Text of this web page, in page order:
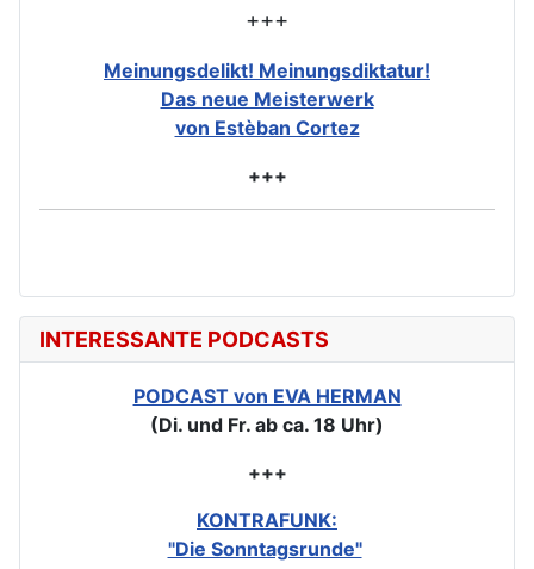
+++
Meinungsdelikt! Meinungsdiktatur!
Das neue Meisterwerk
von Estèban Cortez
+++
INTERESSANTE PODCASTS
PODCAST von EVA HERMAN
(Di. und Fr. ab ca. 18 Uhr)
+++
KONTRAFUNK:
"Die Sonntagsrunde"